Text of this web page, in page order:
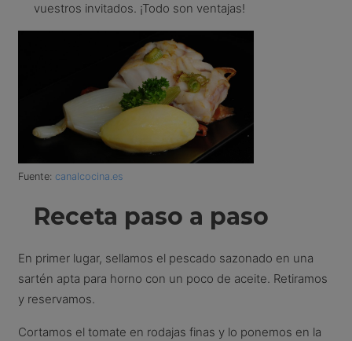
vuestros invitados. ¡Todo son ventajas!
Fuente: canalcocina.es
Receta paso a paso
En primer lugar, sellamos el pescado sazonado en una
sartén apta para horno con un poco de aceite. Retiramos
y reservamos.
Cortamos el tomate en rodajas finas y lo ponemos en la